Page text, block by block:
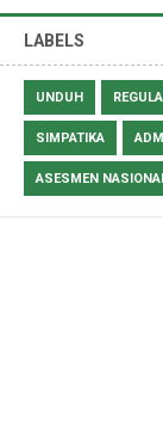
LABELS
UNDUH
SIMPATIKA
ASESMEN